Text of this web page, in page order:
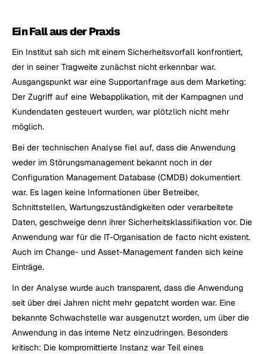
Ein Fall aus der Praxis
Ein Institut sah sich mit einem Sicherheitsvorfall konfrontiert,
der in seiner Tragweite zunächst nicht erkennbar war.
Ausgangspunkt war eine Supportanfrage aus dem Marketing:
Der Zugriff auf eine Webapplikation, mit der Kampagnen und
Kundendaten gesteuert wurden, war plötzlich nicht mehr
möglich.
Bei der technischen Analyse fiel auf, dass die Anwendung
weder im Störungsmanagement bekannt noch in der
Configuration Management Database (CMDB) dokumentiert
war. Es lagen keine Informationen über Betreiber,
Schnittstellen, Wartungszuständigkeiten oder verarbeitete
Daten, geschweige denn ihrer Sicherheitsklassifikation vor. Die
Anwendung war für die IT-Organisation de facto nicht existent.
Auch im Change- und Asset-Management fanden sich keine
Einträge.
In der Analyse wurde auch transparent, dass die Anwendung
seit über drei Jahren nicht mehr gepatcht worden war. Eine
bekannte Schwachstelle war ausgenutzt worden, um über die
Anwendung in das interne Netz einzudringen. Besonders
kritisch: Die kompromittierte Instanz war Teil eines